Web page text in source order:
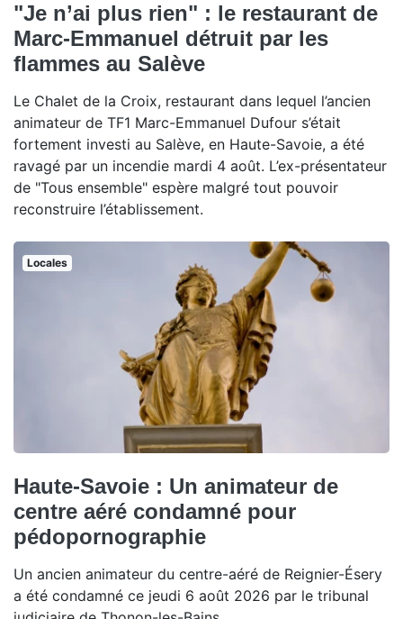
"Je n’ai plus rien" : le restaurant de
Marc-Emmanuel détruit par les
flammes au Salève
Le Chalet de la Croix, restaurant dans lequel l’ancien
animateur de TF1 Marc-Emmanuel Dufour s’était
fortement investi au Salève, en Haute-Savoie, a été
ravagé par un incendie mardi 4 août. L’ex-présentateur
de "Tous ensemble" espère malgré tout pouvoir
reconstruire l’établissement.
Locales
Haute-Savoie : Un animateur de
centre aéré condamné pour
pédopornographie
Un ancien animateur du centre-aéré de Reignier-Ésery
a été condamné ce jeudi 6 août 2026 par le tribunal